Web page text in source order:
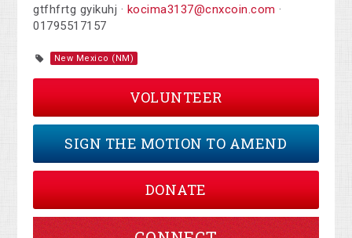
gtfhfrtg gyikuhj · kocima3137@cnxcoin.com ·
01795517157
New Mexico (NM)
VOLUNTEER
SIGN THE MOTION TO AMEND
DONATE